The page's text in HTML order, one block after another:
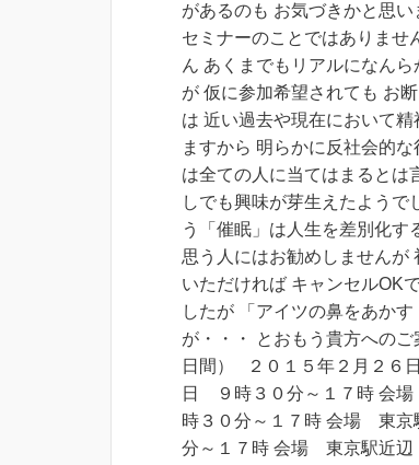
があるのも お気づきかと思
セミナーのことではありませ
ん あくまでもリアルになん
が 仮に参加希望されても お
は 近い過去や現在において
ますから 明らかに反社会的
は全ての人に当てはまると
しでも興味が芽生えたようで
う「催眠」は人生を差別化
思う人にはお勧めしませんが
いただければ キャンセルOK
したが 「アイツの鼻をあか
が・・・ とおもう貴方へ
日間） ２０１５年２月２
日 ９時３０分～１７時 会
時３０分～１７時 会場 東
分～１７時 会場 東京駅近辺